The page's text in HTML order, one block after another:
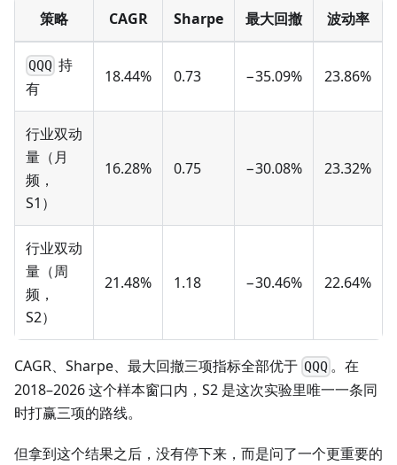
策略 CAGR Sharpe 最大回撤 波动率
QQQ 持
有
18.44% 0.73 −35.09% 23.86%
行业双动
量（月
频，
S1）
16.28% 0.75 −30.08% 23.32%
行业双动
量（周
频，
S2）
21.48% 1.18 −30.46% 22.64%
CAGR、Sharpe、最大回撤三项指标全部优于 QQQ 。在
2018–2026 这个样本窗口内，S2 是这次实验里唯一一条同
时打赢三项的路线。
但拿到这个结果之后，没有停下来，而是问了一个更重要的